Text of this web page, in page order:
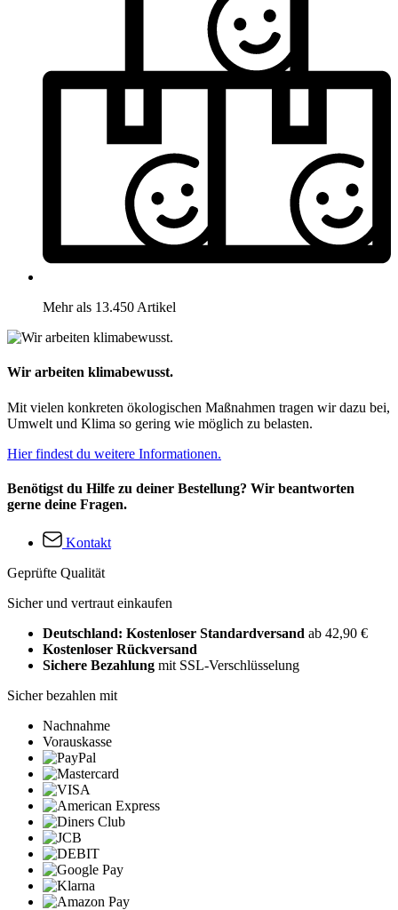
Mehr als 13.450 Artikel
Wir arbeiten klimabewusst.
Mit vielen konkreten ökologischen Maßnahmen tragen wir dazu bei,
Umwelt und Klima so gering wie möglich zu belasten.
Hier findest du weitere Informationen.
Benötigst du Hilfe zu deiner Bestellung? Wir beantworten
gerne deine Fragen.
Kontakt
Geprüfte Qualität
Sicher und vertraut einkaufen
Deutschland: Kostenloser Standardversand ab 42,90 €
Kostenloser Rückversand
Sichere Bezahlung mit SSL-Verschlüsselung
Sicher bezahlen mit
Nachnahme
Vorauskasse